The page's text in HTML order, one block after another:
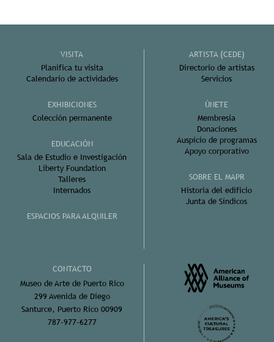
VISITA
Planifica tu visita
Calendario de actividades
EXHIBICIONES
Colección permanente
EDUCACIÓN
Sala de Estudio e Investigación
Liberty Foundation
Talleres
Internados
ESPACIOS PARA ALQUILER
ARTISTA (CEDE)
Directorio de artistas
Servicios
ÚNETE
Membresía
Donaciones
Auspicio de programas
Apoyo corporativo
SOBRE EL MAPR
Historia del edificio
Junta de Síndicos
CONTACTO
Museo de Arte de Puerto Rico
299 Avenida de Diego
Santurce, Puerto Rico 00909
787-977-6277